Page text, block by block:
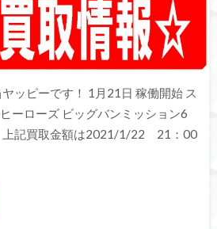
ッピーです！ 1月21日 稼働開始 ス
ーローズ ビッグバンミッション6
記買取金額は2021/1/22 21：00